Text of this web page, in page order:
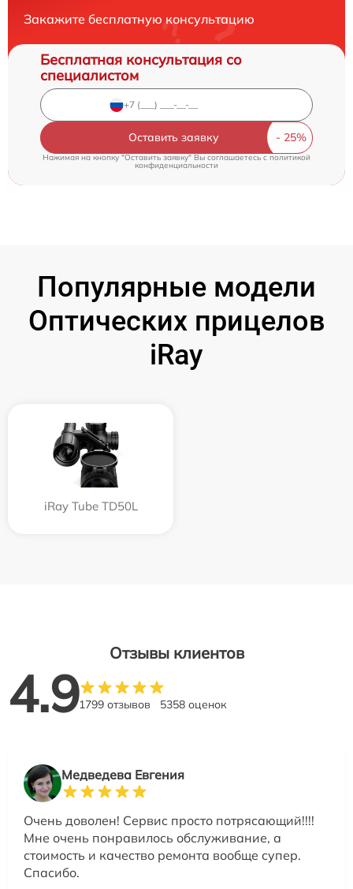
Закажите бесплатную консультацию
Бесплатная консультация со
специалистом
Оставить заявку
Нажимая на кнопку "Оставить заявку" Вы соглашаетесь cполитикой
конфиденциальности
Популярные модели
Оптических прицелов
iRay
iRay Tube TD50L
Отзывы клиентов
4.91799 отзывов 5358 оценок
Медведева Евгения
Очень доволен! Сервис просто потрясающий!!!!
Мне очень понравилось обслуживание, а
стоимость и качество ремонта вообще супер.
Спасибо.